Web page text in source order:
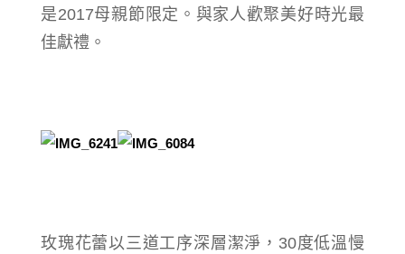
是2017母親節限定。與家人歡聚美好時光最
佳獻禮。
玫瑰花蕾以三道工序深層潔淨，30度低溫慢